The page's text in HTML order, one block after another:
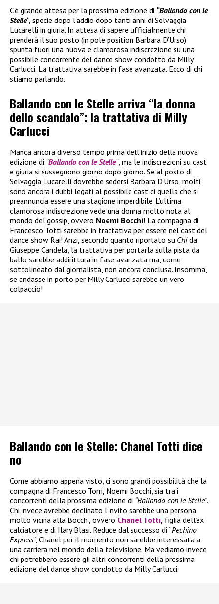
C’è grande attesa per la prossima edizione di “Ballando con le
Stelle“, specie dopo l’addio dopo tanti anni di Selvaggia
Lucarelli in giuria. In attesa di sapere ufficialmente chi
prenderà il suo posto (in pole position Barbara D’Urso)
spunta fuori una nuova e clamorosa indiscrezione su una
possibile concorrente del dance show condotto da Milly
Carlucci. La trattativa sarebbe in fase avanzata. Ecco di chi
stiamo parlando.
Ballando con le Stelle arriva “la donna
dello scandalo”: la trattativa di Milly
Carlucci
Manca ancora diverso tempo prima dell’inizio della nuova
edizione di “Ballando con le Stelle“, ma le indiscrezioni su cast
e giuria si susseguono giorno dopo giorno. Se al posto di
Selvaggia Lucarelli dovrebbe sedersi Barbara D’Urso, molti
sono ancora i dubbi legati al possibile cast di quella che si
preannuncia essere una stagione imperdibile. L’ultima
clamorosa indiscrezione vede una donna molto nota al
mondo del gossip, ovvero Noemi Bocchi! La compagna di
Francesco Totti sarebbe in trattativa per essere nel cast del
dance show Rai! Anzi, secondo quanto riportato su Chida
Giuseppe Candela, la trattativa per portarla sulla pista da
ballo sarebbe addirittura in fase avanzata ma, come
sottolineato dal giornalista, non ancora conclusa. Insomma,
se andasse in porto per Milly Carlucci sarebbe un vero
colpaccio!
Ballando con le Stelle: Chanel Totti dice
no
Come abbiamo appena visto, ci sono grandi possibilità che la
compagna di Francesco Torri, Noemi Bocchi, sia tra i
concorrenti della prossima edizione di “Ballando con le Stelle”.
Chi invece avrebbe declinato l’invito sarebbe una persona
molto vicina alla Bocchi, ovvero Chanel Totti, figlia dell’ex
calciatore e di Ilary Blasi. Reduce dal successo di “Pechino
Express“, Chanel per il momento non sarebbe interessata a
una carriera nel mondo della televisione. Ma vediamo invece
chi potrebbero essere gli altri concorrenti della prossima
edizione del dance show condotto da Milly Carlucci.